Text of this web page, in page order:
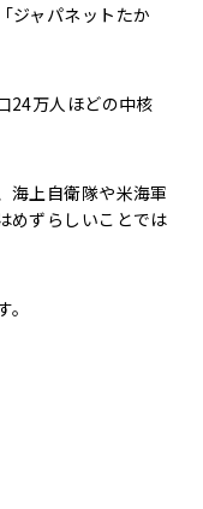
ジャパネットたか
24万人ほどの中核
海上自衛隊や米海軍
めずらしいことでは